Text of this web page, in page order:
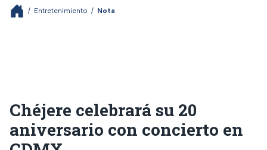
/ Entretenimiento / Nota
Chéjere celebrará su 20
aniversario con concierto en